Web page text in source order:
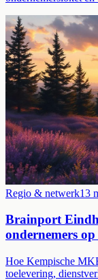
Regio & netwerk13
Brainport
ondernemers
Hoe Kempische
toelevering,